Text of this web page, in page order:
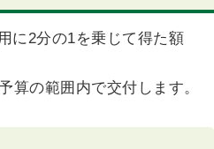
に2分の1を乗じて得た額
算の範囲内で交付します。